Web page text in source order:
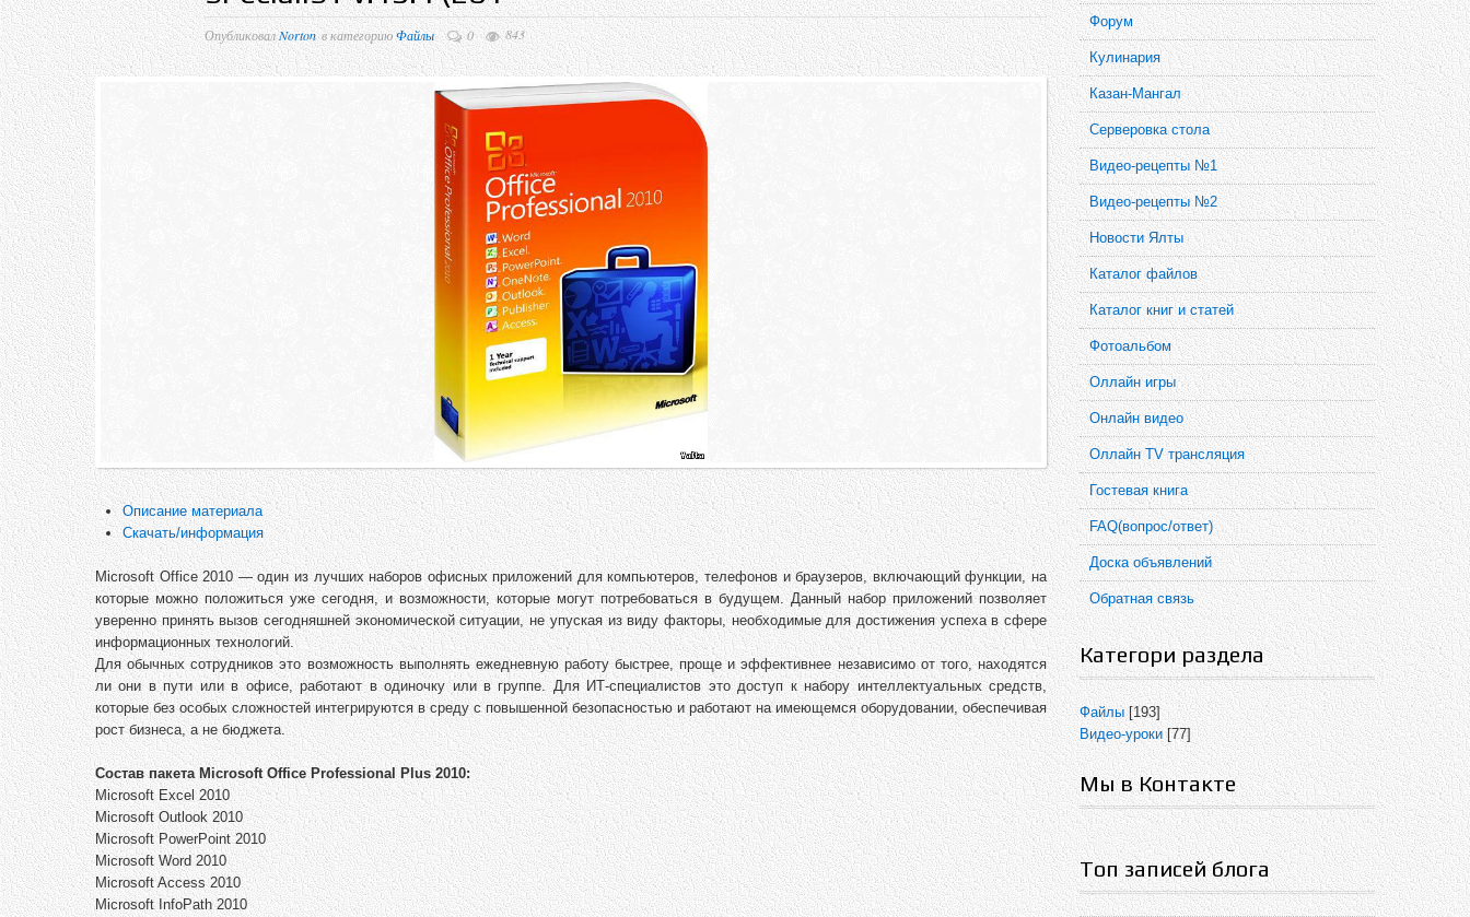
ОпубликовалNorton в категориюФайлы 0 843
Описание материала
Скачать/информация
Microsoft Office 2010 — один из лучших наборов офисных приложений для компьютеров, телефонов и браузеров, включающий функции, на
которые можно положиться уже сегодня, и возможности, которые могут потребоваться в будущем. Данный набор приложений позволяет
уверенно принять вызов сегодняшней экономической ситуации, не упуская из виду факторы, необходимые для достижения успеха в сфере
информационных технологий.
Для обычных сотрудников это возможность выполнять ежедневную работу быстрее, проще и эффективнее независимо от того, находятся
ли они в пути или в офисе, работают в одиночку или в группе. Для ИТ-специалистов это доступ к набору интеллектуальных средств,
которые без особых сложностей интегрируются в среду с повышенной безопасностью и работают на имеющемся оборудовании, обеспечивая
рост бизнеса, а не бюджета.
Состав пакета Microsoft Office Professional Plus 2010:
Microsoft Excel 2010
Microsoft Outlook 2010
Microsoft PowerPoint 2010
Microsoft Word 2010
Microsoft Access 2010
Microsoft InfoPath 2010
Форум
Кулинария
Казан-Мангал
Серверовка стола
Видео-рецепты №1
Видео-рецепты №2
Новости Ялты
Каталог файлов
Каталог книг и статей
Фотоальбом
Оллайн игры
Онлайн видео
Оллайн TV трансляция
Гостевая книга
FAQ(вопрос/ответ)
Доска объявлений
Обратная связь
Категори раздела
Файлы [193]
Видео-уроки [77]
Мы в Контакте
Топ записей блога